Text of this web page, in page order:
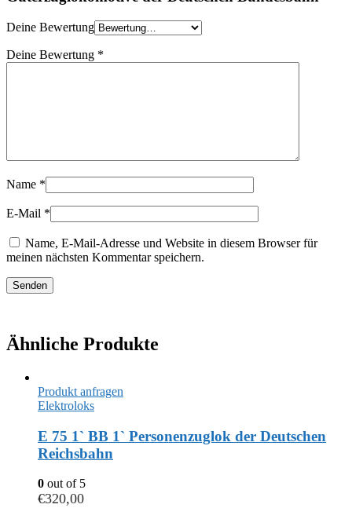
Deine Bewertung
Deine Bewertung *
Name *
E-Mail *
Name, E-Mail-Adresse und Website in diesem Browser für
meinen nächsten Kommentar speichern.
Ähnliche Produkte
Produkt anfragen
Elektroloks
E 75 1` BB 1` Personenzuglok der Deutschen
Reichsbahn
0 out of 5
€320,00